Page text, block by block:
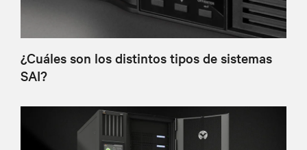
¿Cuáles son los distintos tipos de sistemas
SAI?